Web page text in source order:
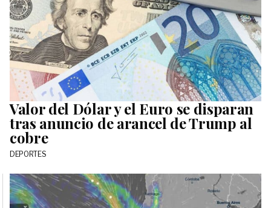
Valor del Dólar y el Euro se disparan
tras anuncio de arancel de Trump al
cobre
DEPORTES